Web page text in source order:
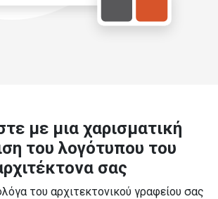
με μια χαρισματική
του λογότυπου του
σας
του αρχιτεκτονικού γραφείου σας